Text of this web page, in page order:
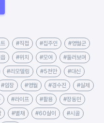
#직접 #집주인 #영월군
#위치 #모여 #둘러보며
#리모델링 #5천만 #대신
#임장 #영월 #경수진 #실제
#라이프 #활용 #장동민
#별채 #60살이 #시골